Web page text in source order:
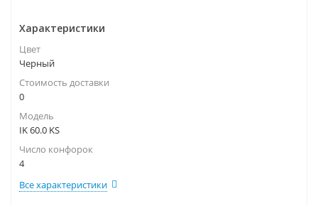
Характеристики
Цвет
Черный
Стоимость доставки
0
Модель
IK 60.0 KS
Число конфорок
4
Все характеристики